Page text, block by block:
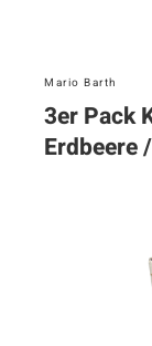
Mario Barth
3er Pack
Erdbeere